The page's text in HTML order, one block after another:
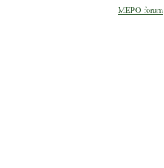
MEPO forum